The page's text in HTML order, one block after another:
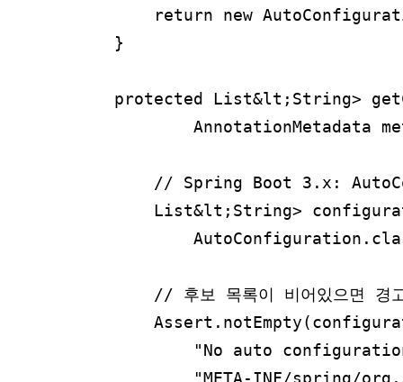
return new
    }
protected List&lt;String>
AnnotationMetadata
// Spring Boot 3.x:
List&lt;String>
// 후보 목록이 비어있으면 경
"No auto
"META-INF/spring/